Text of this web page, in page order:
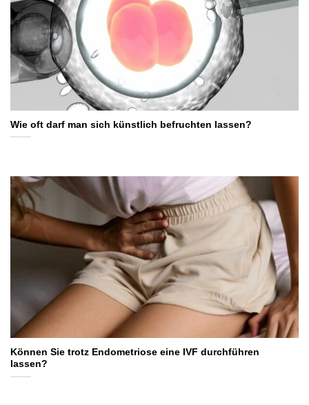
Wie oft darf man sich künstlich befruchten lassen?
Können Sie trotz Endometriose eine IVF durchführen
lassen?